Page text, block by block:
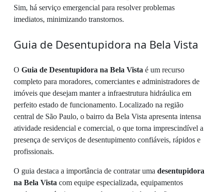
Sim, há serviço emergencial para resolver problemas
imediatos, minimizando transtornos.
Guia de Desentupidora na Bela Vista
O Guia de Desentupidora na Bela Vista é um recurso
completo para moradores, comerciantes e administradores de
imóveis que desejam manter a infraestrutura hidráulica em
perfeito estado de funcionamento. Localizado na região
central de São Paulo, o bairro da Bela Vista apresenta intensa
atividade residencial e comercial, o que torna imprescindível a
presença de serviços de desentupimento confiáveis, rápidos e
profissionais.
O guia destaca a importância de contratar uma desentupidora
na Bela Vista com equipe especializada, equipamentos